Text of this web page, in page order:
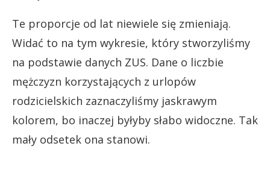
Te proporcje od lat niewiele się zmieniają.
Widać to na tym wykresie, który stworzyliśmy
na podstawie danych ZUS. Dane o liczbie
mężczyzn korzystających z urlopów
rodzicielskich zaznaczyliśmy jaskrawym
kolorem, bo inaczej byłyby słabo widoczne. Tak
mały odsetek ona stanowi.